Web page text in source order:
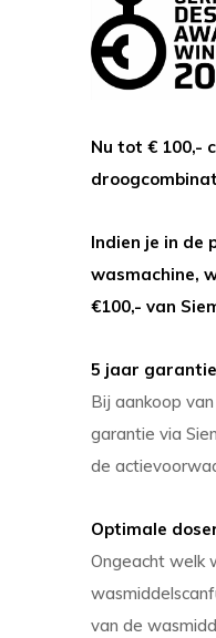
Nu tot € 100,-
Indien je in de
wasmachine,
€100,- van
5 jaar
Bij aankoop
garantie via
de
Optimale
Ongeacht welk
van de